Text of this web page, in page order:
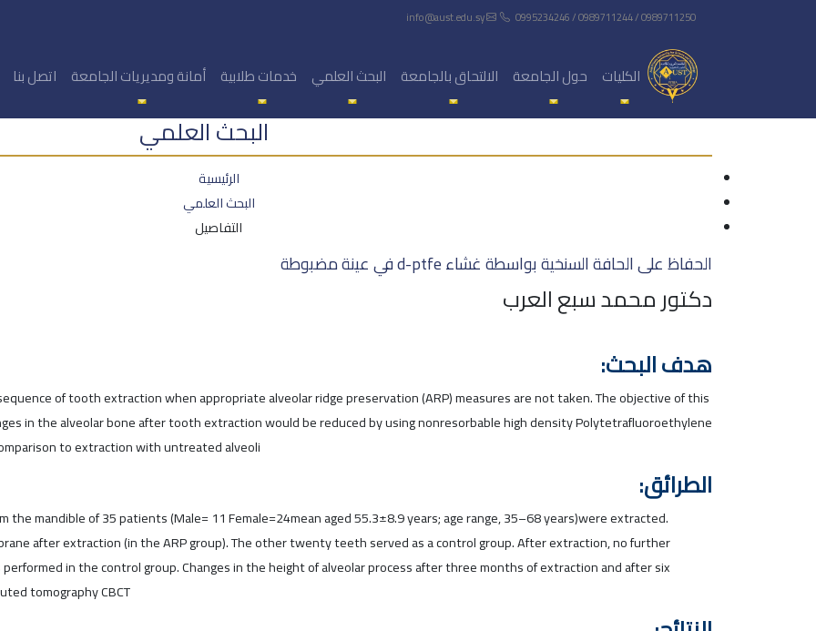
0995234246 / 0989711244 / 0989711250
الكليات حول الجامعة الالتحاق بالجامعة البحث العلمي خدمات طلابية أمانة ومديريات الجامعة اتصل بنا
البحث العلمي
الرئيسية
البحث العلمي
التفاصيل
الحفاظ على الحافة السنخية بواسطة غشاء d-ptfe في عينة مضبوطة
دكتور محمد سبع العرب
هدف البحث:
of tooth extraction when appropriate alveolar ridge preservation (ARP) measures are not taken. The objective of this
in the alveolar bone after tooth extraction would be reduced by using nonresorbable high density Polytetrafluoroethylene
to extraction with untreated alveoli
الطرائق:
mandible of 35 patients (Male= 11 Female=24mean aged 55.3±8.9 years; age range, 35–68 years)were extracted.
after extraction (in the ARP group). The other twenty teeth served as a control group. After extraction, no further
in the control group. Changes in the height of alveolar process after three months of extraction and after six
tomography CBCT